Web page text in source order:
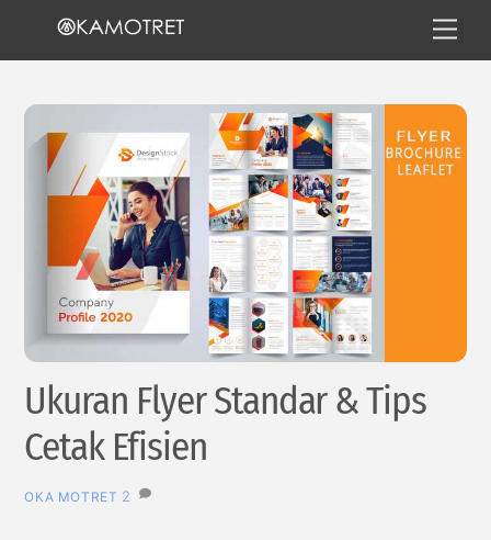
content
Ukuran Flyer Standar & Tips
Cetak Efisien
OKA MOTRET 2